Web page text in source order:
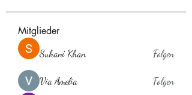
Mitglieder
Suhani Khan Folgen
Via Amelia Folgen